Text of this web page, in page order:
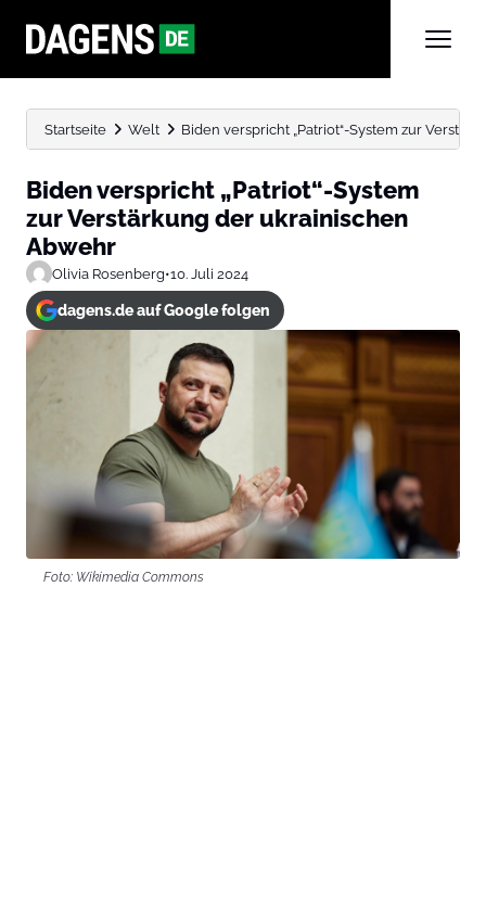
Startseite Welt Biden verspricht „Patriot“-System zur
Biden verspricht „Patriot“-System
zur Verstärkung der ukrainischen
Abwehr
Olivia Rosenberg•10. Juli 2024
dagens.de auf Google folgen
Foto: Wikimedia Commons